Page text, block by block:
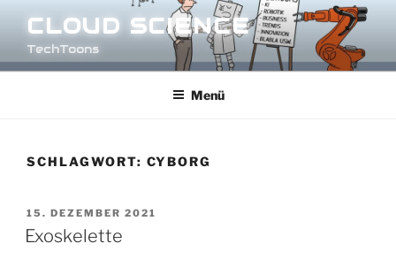
Inhalt
springen
CLOUD SCIENCE
TechToons
Menü
SCHLAGWORT: CYBORG
VERÖFFENTLICHT
AM
15. DEZEMBER 2021
Exoskelette